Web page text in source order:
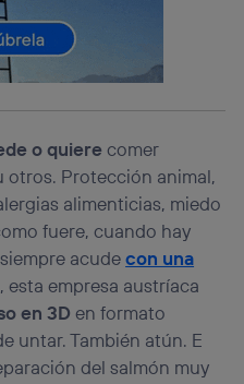
o quiere comer
otros. Protección animal,
alimenticias, miedo
fuere, cuando hay
acudecon una
esta empresa austríaca
en 3D en formato
untar. También atún. E
del salmón muy
su dispositivo y
recibirá el mismo
banda ancha(p. ej., Wi-Fi),
en función de las
marketing será más
únicamente en la
móvil.
Utiq seleccionando
de esta página web o
de Utiq
consulta
Utiq.